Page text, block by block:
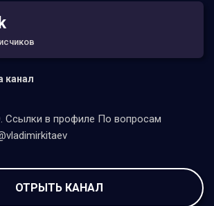
канал
Ссылки в профиле По вопросам
ОТРЫТЬ КАНАЛ